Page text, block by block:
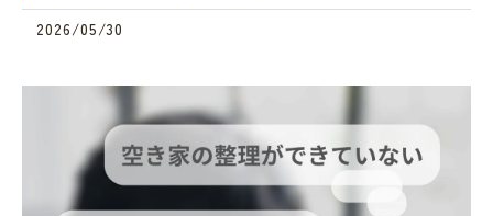
2026/05/30